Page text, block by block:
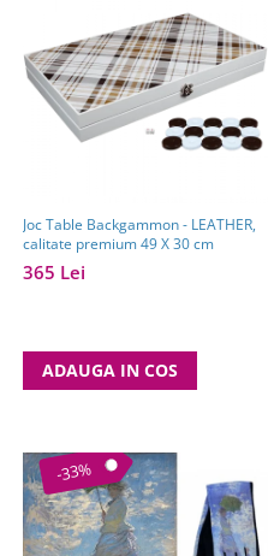
Joc Table Backgammon - LEATHER,
calitate premium 49 X 30 cm
365 Lei
ADAUGA IN COS
-33%